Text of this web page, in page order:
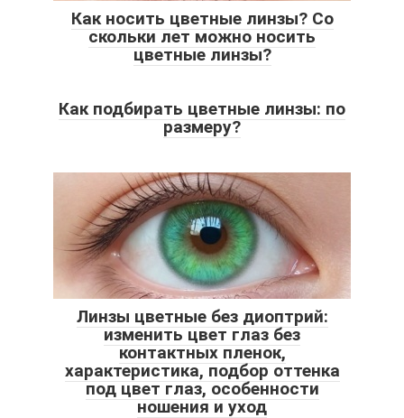
Как носить цветные линзы? Со
скольки лет можно носить
цветные линзы?
Как подбирать цветные линзы: по
размеру?
Линзы цветные без диоптрий:
изменить цвет глаз без
контактных пленок,
характеристика, подбор оттенка
под цвет глаз, особенности
ношения и уход